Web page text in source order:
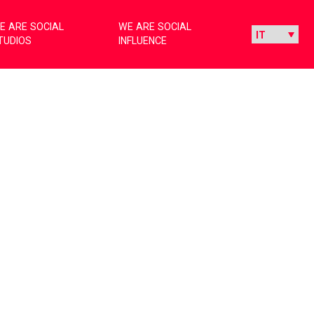
ARE SOCIAL
WE ARE SOCIAL
INFLUENCE